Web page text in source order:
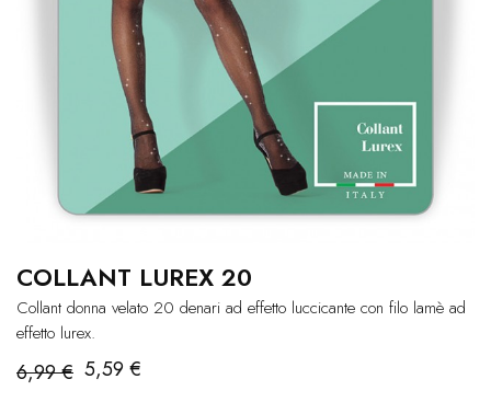
COLLANT LUREX 20
Collant donna velato 20 denari ad effetto luccicante con filo lamè ad
effetto lurex.
6,99 € 5,59 €